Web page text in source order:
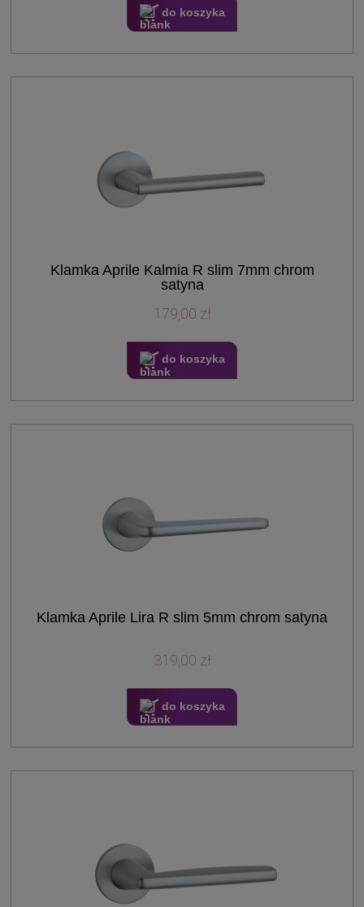
do koszyka
Klamka Aprile Kalmia R slim 7mm chrom
satyna
179,00 zł
do koszyka
Klamka Aprile Lira R slim 5mm chrom satyna
319,00 zł
do koszyka